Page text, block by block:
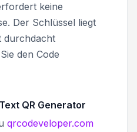
keine
Der Schlüssel liegt
durchdacht
den Code
QR Generator
qrcodeveloper.com